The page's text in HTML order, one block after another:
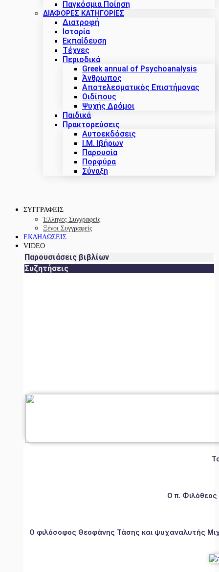
Παγκόσμια Ποίηση
ΔΙΑΦΟΡΕΣ ΚΑΤΗΓΟΡΙΕΣ
Διατροφή
Ιστορία
Εκπαίδευση
Τέχνες
Περιοδικά
Greek annual of Psychoanalysis
Άνθρωπος
Αποτελεσματικός Επιστήμονας
Οιδίπους
Ψυχής Δρόμοι
Παιδικά
Πρακτoρεύσεις
Αυτοεκδόσεις
Ι.Μ. Ιβήρων
Παρουσία
Πορφύρα
Σύναξη
ΣΥΓΓΡΑΦΕΙΣ
Έλληνες Συγγραφείς
Ξένοι Συγγραφείς
ΕΚΔΗΛΩΣΕΙΣ
VIDEO
Παρουσιάσεις βιβλίων
Συζητήσεις
Ο π.
Ο φιλόσοφος Θεοφάνης Τάσης και ψυχαναλυτής